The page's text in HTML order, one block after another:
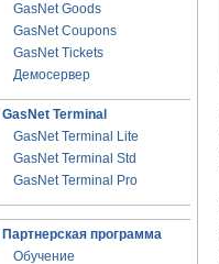
GasNet Goods
GasNet Coupons
GasNet Tickets
Демосервер
GasNet Terminal
GasNet Terminal Lite
GasNet Terminal Std
GasNet Terminal Pro
Партнерская программа
Обучение